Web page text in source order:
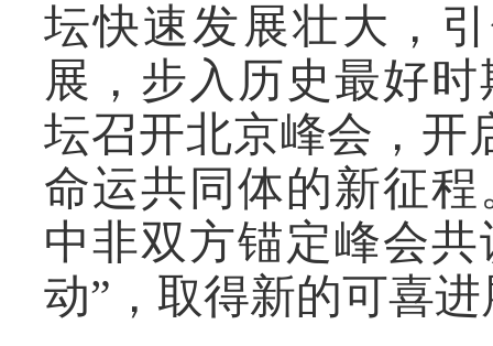
坛快速发展壮大，
展，步入历史最好
坛召开北京峰会，开
命运共同体的新征
中非双方锚定峰会
动”，取得新的可喜